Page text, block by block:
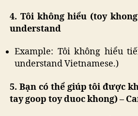
4. Tôi không hiểu (toy
understand
Example: Tôi không hiểu
understand Vietnamese.)
5. Bạn có thể giúp tôi được
tay goop toy duoc khong) –